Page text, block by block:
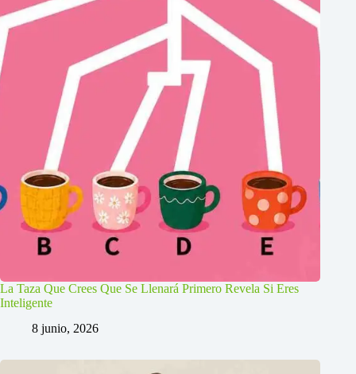
La Taza Que Crees Que Se Llenará Primero Revela Si Eres
Inteligente
8 junio, 2026